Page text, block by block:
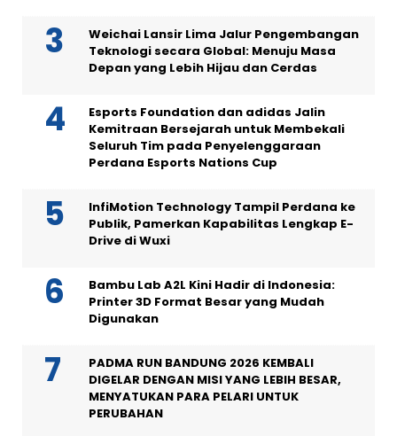
Weichai Lansir Lima Jalur Pengembangan
Teknologi secara Global: Menuju Masa
Depan yang Lebih Hijau dan Cerdas
Esports Foundation dan adidas Jalin
Kemitraan Bersejarah untuk Membekali
Seluruh Tim pada Penyelenggaraan
Perdana Esports Nations Cup
InfiMotion Technology Tampil Perdana ke
Publik, Pamerkan Kapabilitas Lengkap E-
Drive di Wuxi
Bambu Lab A2L Kini Hadir di Indonesia:
Printer 3D Format Besar yang Mudah
Digunakan
PADMA RUN BANDUNG 2026 KEMBALI
DIGELAR DENGAN MISI YANG LEBIH BESAR,
MENYATUKAN PARA PELARI UNTUK
PERUBAHAN